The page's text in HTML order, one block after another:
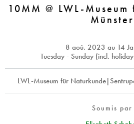
Deutsch
한국어
Türkçe
Galeries
Interactif
Textes
Plus...
Participer
Contact
username
de
Créer un nouveau
Demander un nouveau
LWL-
Naturkunde
Münster
10MM @ LWL-
Münster
8 aoû. 2023 au 14
Tuesday - Sunday (incl.
LWL-Museum für
Soumis par